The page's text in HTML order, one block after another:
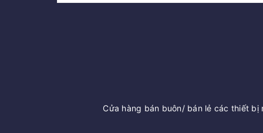
Cửa hàng bán buôn/ bán lẻ các thiết